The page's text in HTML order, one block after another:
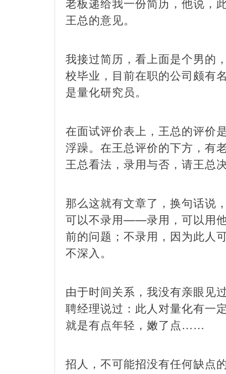
王总的意见。
我接过简历，看上面是个男的
校毕业，目前在职的公司颇有
是量化研究员。
在面试评价表上，王总的评价
浮躁。在王总评价的下方，有
王总看法，录用与否，请王总
那么这就有文章了，换句话说
可以不录用——录用，可以用
前的问题；不录用，因为此人
不深入。
由于时间关系，我没有亲眼见
聘经理说过：此人对量化有一
就是有点年轻，嫩了点……
招人，不可能招没有任何缺点